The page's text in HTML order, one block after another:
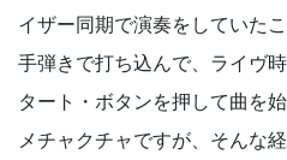
イザー同期で演奏をしていた
手弾きで打ち込んで、ライヴ
タート・ボタンを押して曲を
メチャクチャですが、そんな